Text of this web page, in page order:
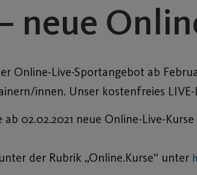
neue
Live-Sportangebot ab
innen. Unser kostenfreies
02.02.2021 neue Online-Live-
der Rubrik „Online.Kurse“ unter